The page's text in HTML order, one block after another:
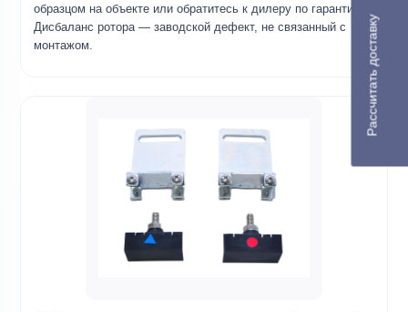
образцом на объекте или обратитесь к дилеру по гарантии.
Дисбаланс ротора — заводской дефект, не связанный с
монтажом.
Рассчитать доставку